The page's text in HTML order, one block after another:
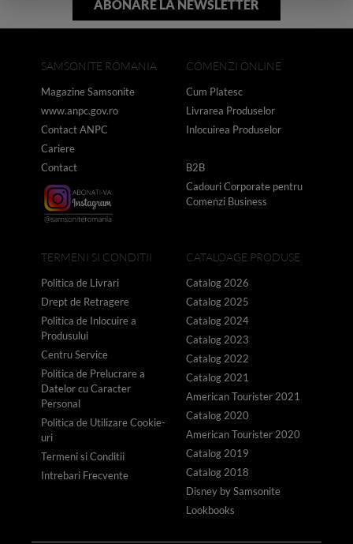
SAMSONITE ROMANIA
Magazine Samsonite
www.anpc.gov.ro
Contact ANPC
Cariere
Contact
COMENZI ONLINE
Cum Platesc
Livrarea Produselor
Inlocuirea Produselor
B2B
Cadouri Corporate pentru
Comenzi Business
TERMENI SI CONDITII
Politica de Livrari
Drept de Retragere
Politica de Inlocuire a
Produsului
Centru Service
Politica de Prelucrare a
Datelor cu Caracter
Personal
Politica de Utilizare Cookie-
uri
Termeni si Conditii
Intrebari Frecvente
CATALOAGE PRODUSE
Catalog 2026
Catalog 2025
Catalog 2024
Catalog 2023
Catalog 2022
Catalog 2021
American Tourister 2021
Catalog 2020
American Tourister 2020
Catalog 2019
Catalog 2018
Disney by Samsonite
Lookbooks